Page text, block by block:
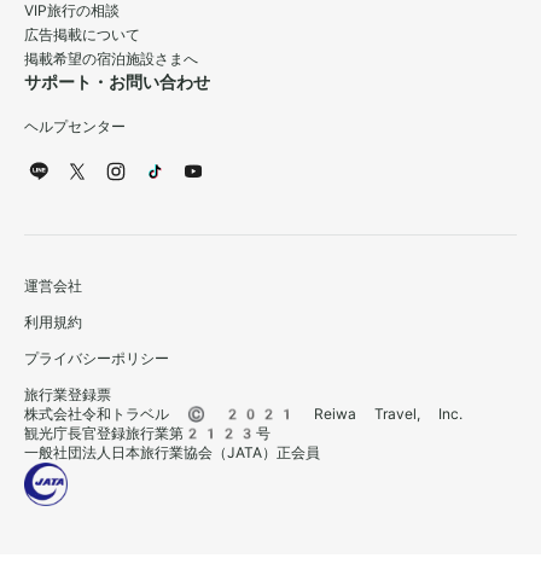
VIP旅行の相談
広告掲載について
掲載希望の宿泊施設さまへ
サポート・お問い合わせ
ヘルプセンター
運営会社
利用規約
プライバシーポリシー
旅行業登録票
株式会社令和トラベル © 2021 Reiwa Travel, Inc.
観光庁長官登録旅行業第2123号
一般社団法人日本旅行業協会（JATA）正会員